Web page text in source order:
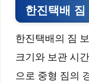
한진택배
한진택배의 짐
크기와 보관 시
으로 중형 짐의